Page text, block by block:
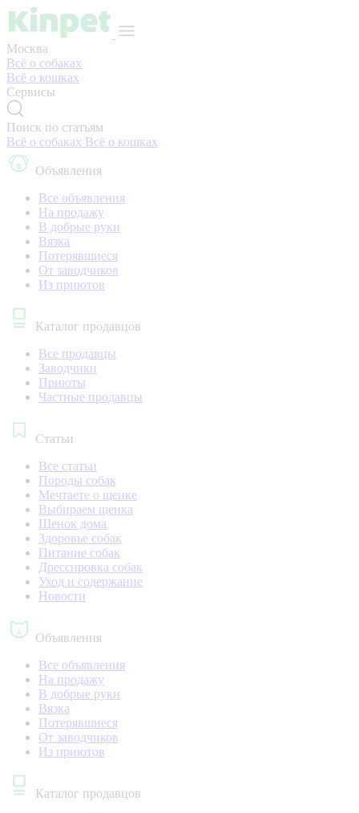
Москва
Всё о собаках
Всё о кошках
Сервисы
Поиск по статьям
Всё о собаках Всё о кошках
Объявления
Все объявления
На продажу
В добрые руки
Вязка
Потерявшиеся
От заводчиков
Из приютов
Каталог продавцов
Все продавцы
Заводчики
Приюты
Частные продавцы
Статьи
Все статьи
Породы собак
Мечтаете о щенке
Выбираем щенка
Щенок дома
Здоровье собак
Питание собак
Дрессировка собак
Уход и содержание
Новости
Объявления
Все объявления
На продажу
В добрые руки
Вязка
Потерявшиеся
От заводчиков
Из приютов
Каталог продавцов